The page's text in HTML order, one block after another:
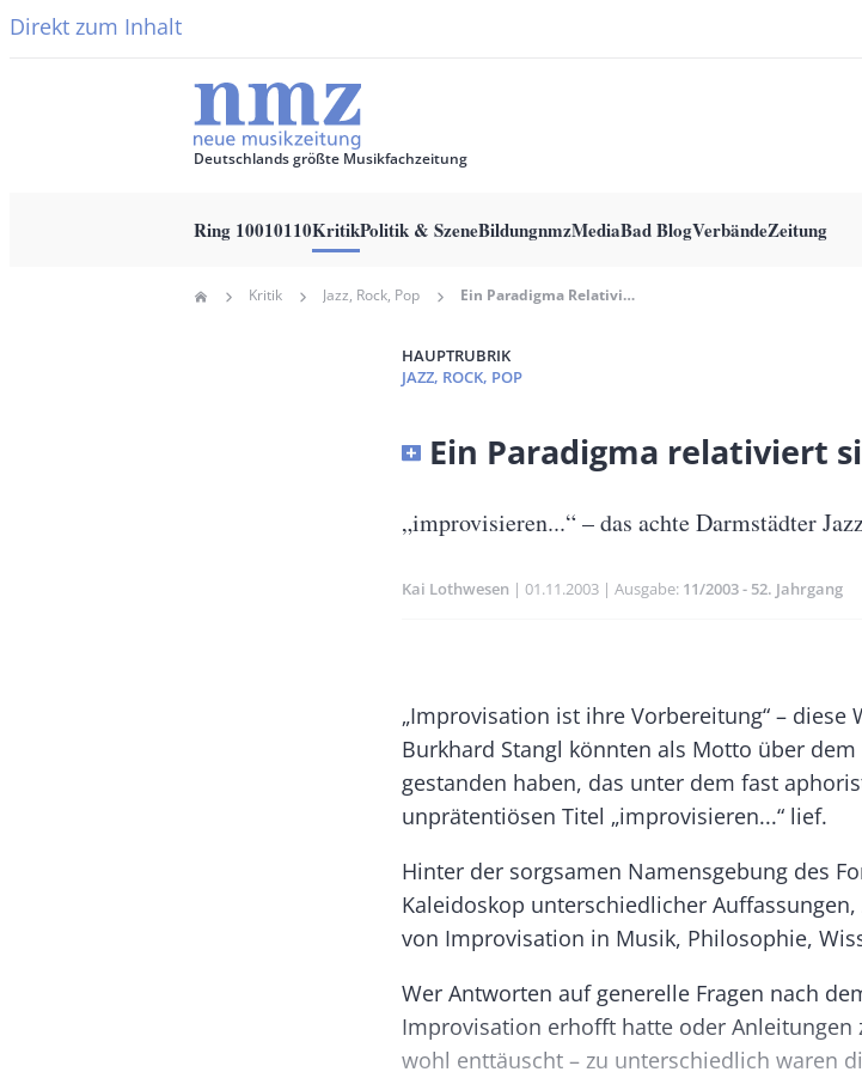
Direkt zum Inhalt
Deutschlands größte Musikfachzeitung
navigation
Ring 10010110KritikPolitik & SzeneBildungnmzMediaBad BlogVerbändeZeitung
Home Kritik Jazz, Rock, Pop Ein Paradigma Relativiert Sich Zur Positionierung
HAUPTRUBRIK
JAZZ, ROCK, POP
Banner
Size
Ein Paradigma relativiert
Untertitel
„improvisieren...“ – das achte Darmstädter
Kai Lothwesen Publikationsdatum
01.11.2003 Ausgabe 11/2003 - 52. Jahrgang
Rectangle
Left
Body
„Improvisation ist ihre Vorbereitung“ – diese
Burkhard Stangl könnten als Motto über dem
gestanden haben, das unter dem fast
unprätentiösen Titel „improvisieren...“ lief.
Hinter der sorgsamen Namensgebung des
Kaleidoskop unterschiedlicher
von Improvisation in Musik, Philosophie,
Wer Antworten auf generelle Fragen nach
Improvisation erhofft hatte oder Anleitungen
wohl enttäuscht – zu unterschiedlich waren